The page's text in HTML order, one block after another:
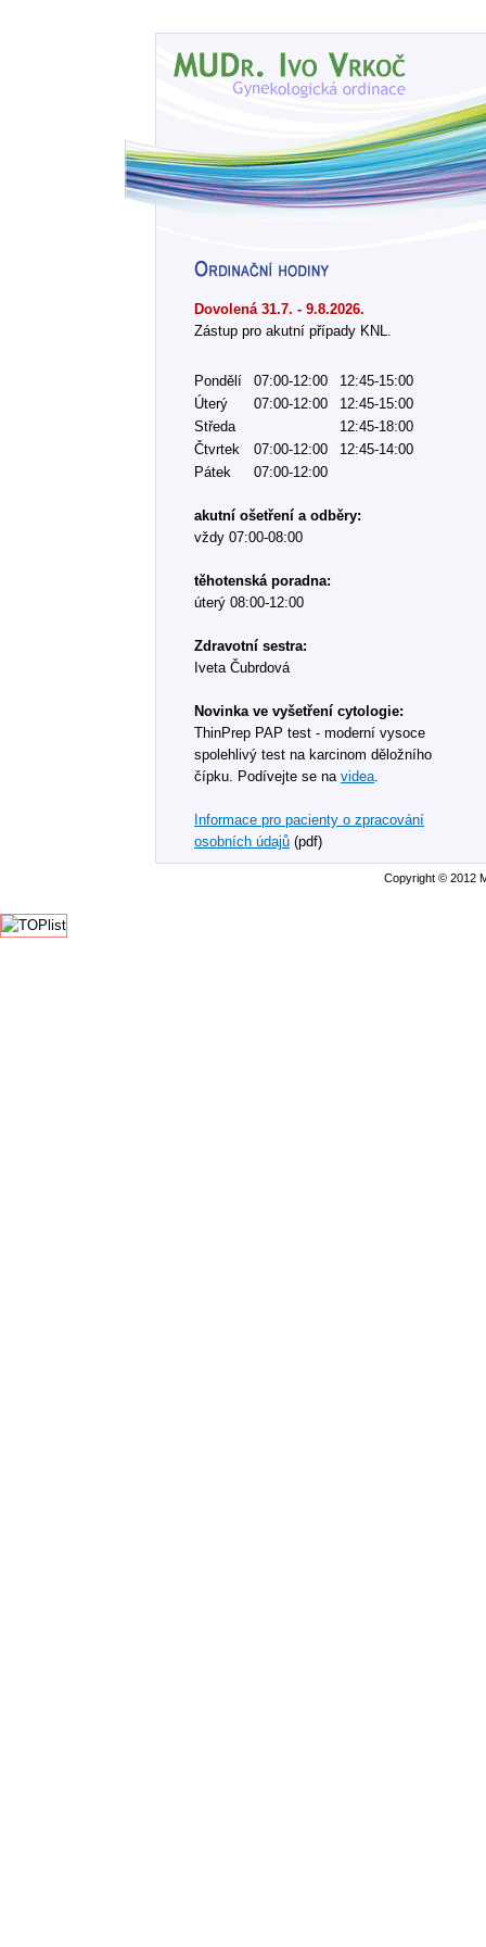
Dovolená 31.7. - 9.8.2026.
Zástup pro akutní případy KNL.
Pondělí 07:00-12:00
12:45-15:00
Úterý
07:00-12:00
12:45-15:00
Středa
12:45-18:00
Čtvrtek
07:00-12:00
12:45-14:00
Pátek
07:00-12:00
akutní ošetření a odběry:
vždy 07:00-08:00
těhotenská poradna:
úterý 08:00-12:00
Zdravotní sestra:
Iveta Čubrdová
Novinka ve vyšetření cytologie:
ThinPrep PAP test - moderní vysoce
spolehlivý test na karcinom děložního
čípku. Podívejte se na videa
Informace pro pacienty o zpracování
osobních údajů (pdf)
Copyright © 2012